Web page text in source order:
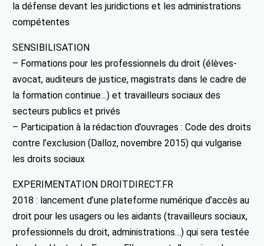
la défense devant les juridictions et les administrations
compétentes
SENSIBILISATION
– Formations pour les professionnels du droit (élèves-
avocat, auditeurs de justice, magistrats dans le cadre de
la formation continue…) et travailleurs sociaux des
secteurs publics et privés
– Participation à la rédaction d’ouvrages : Code des droits
contre l’exclusion (Dalloz, novembre 2015) qui vulgarise
les droits sociaux
EXPERIMENTATION DROITDIRECT.FR
2018 : lancement d’une plateforme numérique d’accès au
droit pour les usagers ou les aidants (travailleurs sociaux,
professionnels du droit, administrations…) qui sera testée